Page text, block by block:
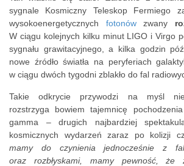
sygnale Kosmiczny Teleskop Fermiego
wysokoenergetycznych fotonówzwany
W ciągu kolejnych kilku minut LIGO i Virgo
sygnału grawitacyjnego, a kilka godzin
nowe źródło światła na peryferiach
w ciągu dwóch tygodni zblakło do fal
Takie odkrycie przywodzi na myśl
rozstrzyga bowiem tajemnicę
gamma – drugich najbardziej
kosmicznych wydarzeń zaraz po kolizji
mamy do czynienia jednocześnie z
oraz rozbłyskami, mamy pewność, że